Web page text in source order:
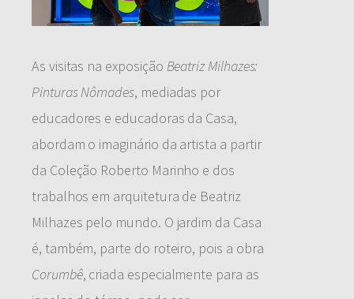
As visitas na exposição Beatriz Milhazes:
Pinturas Nômades, mediadas por
educadores e educadoras da Casa,
abordam o imaginário da artista a partir
da Coleção Roberto Marinho e dos
trabalhos em arquitetura de Beatriz
Milhazes pelo mundo. O jardim da Casa
é, também, parte do roteiro, pois a obra
Corumbê, criada especialmente para as